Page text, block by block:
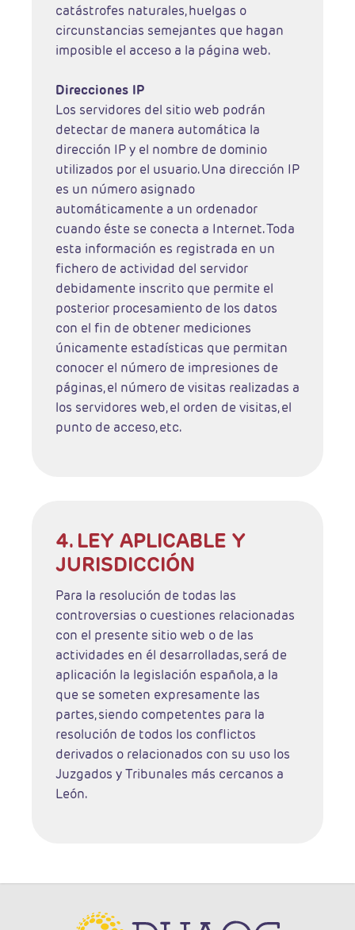
catástrofes naturales, huelgas o
circunstancias semejantes que hagan
imposible el acceso a la página web.
Direcciones IP
Los servidores del sitio web podrán
detectar de manera automática la
dirección IP y el nombre de dominio
utilizados por el usuario. Una dirección IP
es un número asignado
automáticamente a un ordenador
cuando éste se conecta a Internet. Toda
esta información es registrada en un
fichero de actividad del servidor
debidamente inscrito que permite el
posterior procesamiento de los datos
con el fin de obtener mediciones
únicamente estadísticas que permitan
conocer el número de impresiones de
páginas, el número de visitas realizadas a
los servidores web, el orden de visitas, el
punto de acceso, etc.
4. LEY APLICABLE Y
JURISDICCIÓN
Para la resolución de todas las
controversias o cuestiones relacionadas
con el presente sitio web o de las
actividades en él desarrolladas, será de
aplicación la legislación española, a la
que se someten expresamente las
partes, siendo competentes para la
resolución de todos los conflictos
derivados o relacionados con su uso los
Juzgados y Tribunales más cercanos a
León.